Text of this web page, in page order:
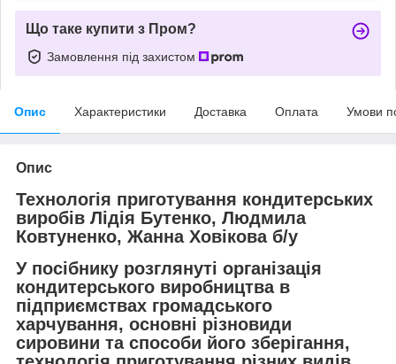
Що таке купити з Пром?
Замовлення під захистом
Опис Характеристики Доставка Оплата Умови
Опис
Технологія приготування кондитерських
виробів Лідія Бутенко, Людмила
Ковтуненко, Жанна Ховікова б/у
У посібнику розглянуті організація
кондитерського виробництва в
підприємствах громадського
харчування, основні різновиди
сировини та способи його зберігання,